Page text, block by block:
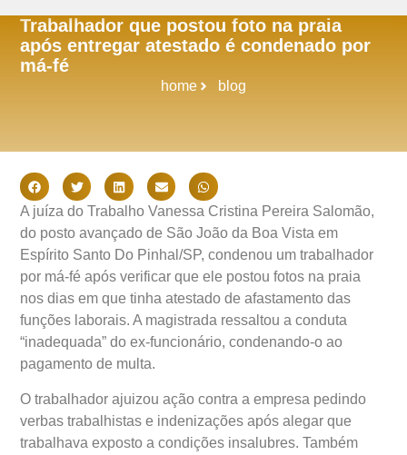
Trabalhador que postou foto na praia
após entregar atestado é condenado por
má-fé
home blog
A juíza do Trabalho Vanessa Cristina Pereira Salomão,
do posto avançado de São João da Boa Vista em
Espírito Santo Do Pinhal/SP, condenou um trabalhador
por má-fé após verificar que ele postou fotos na praia
nos dias em que tinha atestado de afastamento das
funções laborais. A magistrada ressaltou a conduta
“inadequada” do ex-funcionário, condenando-o ao
pagamento de multa.
O trabalhador ajuizou ação contra a empresa pedindo
verbas trabalhistas e indenizações após alegar que
trabalhava exposto a condições insalubres. Também